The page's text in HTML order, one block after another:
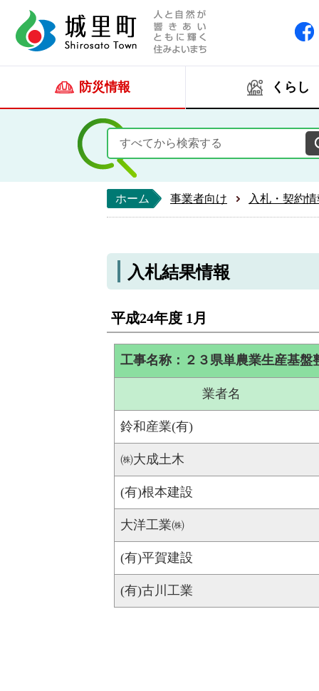
防災情報 くらし
ホーム 事業者向け 入札・契約
入札結果情報
平成24年度 1月
工事名称：２３県単農業生産基
業者名
鈴和産業(有)
㈱大成土木
(有)根本建設
大洋工業㈱
(有)平賀建設
(有)古川工業